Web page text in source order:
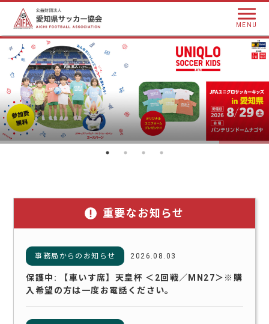
MENU
重要なお知らせ
事務局からのお知らせ 2026.08.03
保護中: 【車いす席】天皇杯 ＜2回戦／MN27＞※購
入希望の方は一度お電話ください。